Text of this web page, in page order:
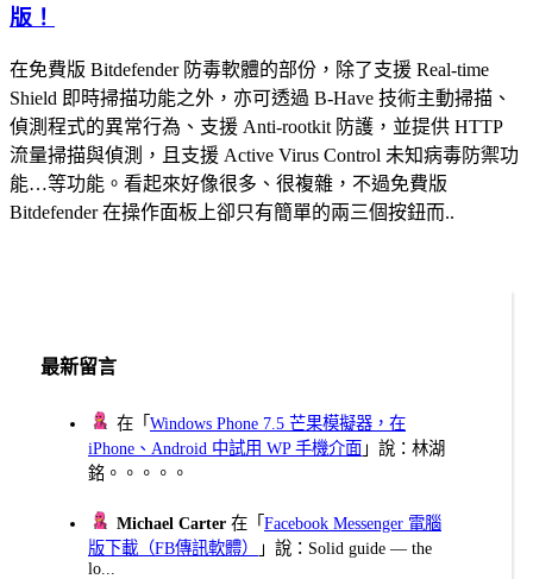
版！
在免費版 Bitdefender 防毒軟體的部份，除了支援 Real-time
Shield 即時掃描功能之外，亦可透過 B-Have 技術主動掃描、
偵測程式的異常行為、支援 Anti-rootkit 防護，並提供 HTTP
流量掃描與偵測，且支援 Active Virus Control 未知病毒防禦功
能…等功能。看起來好像很多、很複雜，不過免費版
Bitdefender 在操作面板上卻只有簡單的兩三個按鈕而..
最新留言
在「Windows Phone 7.5 芒果模擬器，在
iPhone、Android 中試用 WP 手機介面 」說：林湖
銘。。。。。
Michael Carter 在「Facebook Messenger 電腦
版下載（FB傳訊軟體）
」說：Solid guide — the
lo...